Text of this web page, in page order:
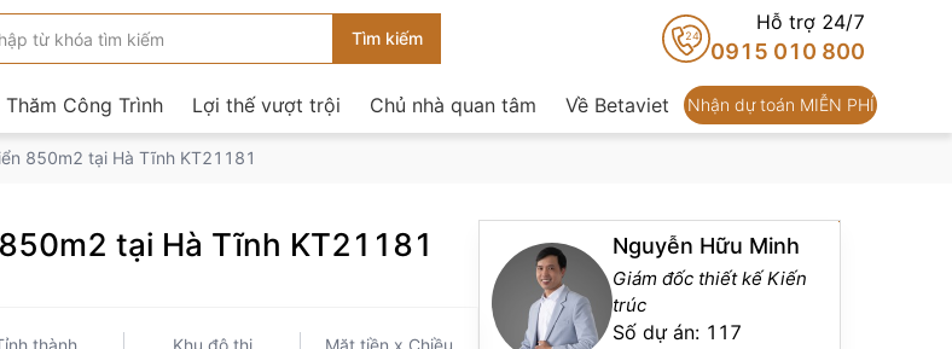
24
Hỗ trợ 24/7
0915 010 800
Thăm Công Trình Lợi thế vượt trội Chủ nhà quan tâm Về Betaviet Nhận dự toán MIỄN PHÍ
850m2 tại Hà Tĩnh KT21181
tại Hà Tĩnh KT21181
thành Khu đô thị
Mặt tiền x Chiều
Nguyễn Hữu Minh
Giám đốc thiết kế Kiến
trúc
Số dự án: 117